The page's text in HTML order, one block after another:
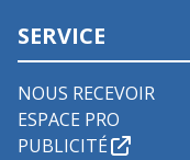
SERVICE
NOUS RECEVOIR
ESPACE PRO
PUBLICITÉ